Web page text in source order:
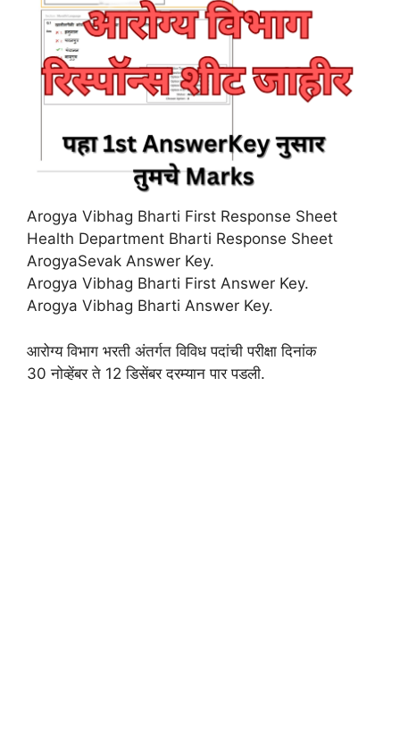
Arogya Vibhag Bharti First Response Sheet
Health Department Bharti Response Sheet
ArogyaSevak Answer Key.
Arogya Vibhag Bharti First Answer Key.
Arogya Vibhag Bharti Answer Key.
आरोग्य विभाग भरती अंतर्गत विविध पदांची परीक्षा दिनांक
30 नोव्हेंबर ते 12 डिसेंबर दरम्यान पार पडली.